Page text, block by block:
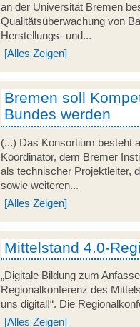
an der Universität Bremen
Qualitätsüberwachung von
Herstellungs- und...
[Alles Zeigen]
Bremen soll
Bundes werden
(...) Das Konsortium besteht
Koordinator, dem Bremer
als technischer Projektleiter,
sowie weiteren...
[Alles Zeigen]
Mittelstand 4.0-
„Digitale Bildung zum
Regionalkonferenz des
uns digital!“. Die
[Alles Zeigen]